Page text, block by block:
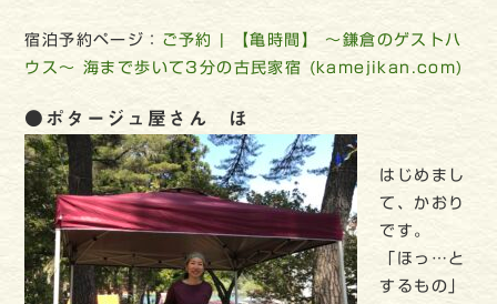
宿泊予約ページ： ご予約 | 【亀時間】 ～鎌倉のゲストハ
ウス～ 海まで歩いて3分の古民家宿 (kamejikan.com)
●ポタージュ屋さん ほ
はじめまし
て、かおり
です。
「ほっ…と
するもの」